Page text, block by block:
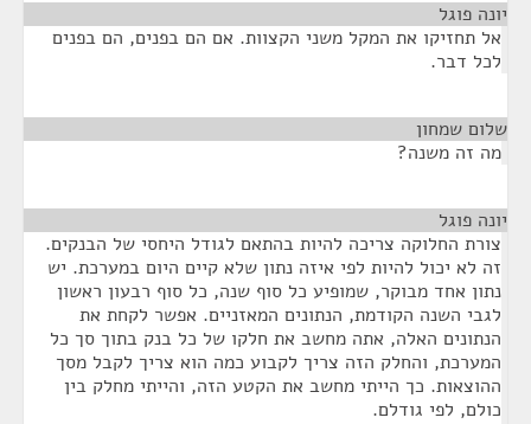
יונה פוגל
אל תחזיקו את המקל משני הקצוות. אם הם בפנים, הם בפנים
לכל דבר.
שלום שמחון
מה זה משנה?
יונה פוגל
צורת החלוקה צריכה להיות בהתאם לגודל היחסי של הבנקים.
זה לא יכול להיות לפי איזה נתון שלא קיים היום במערכת. יש
נתון אחד מבוקר, שמופיע כל סוף שנה, כל סוף רבעון ראשון
לגבי השנה הקודמת, הנתונים המאזניים. אפשר לקחת את
הנתונים האלה, אתה מחשב את חלקו של כל בנק בתוך סך כל
המערכת, והחלק הזה צריך לקבוע כמה הוא צריך לקבל מסך
ההוצאות. כך הייתי מחשב את הקטע הזה, והייתי מחלק בין
כולם, לפי גודלם.